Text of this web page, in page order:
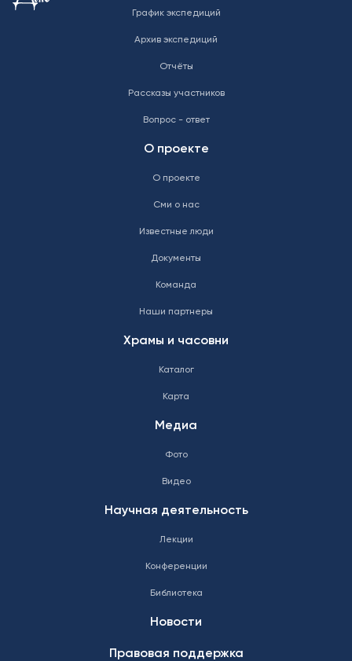
График экспедиций
Архив экспедиций
Отчёты
Рассказы участников
Вопрос - ответ
О проекте
О проекте
Сми о нас
Известные люди
Документы
Команда
Наши партнеры
Храмы и часовни
Каталог
Карта
Медиа
Фото
Видео
Научная деятельность
Лекции
Конференции
Библиотека
Новости
Правовая поддержка